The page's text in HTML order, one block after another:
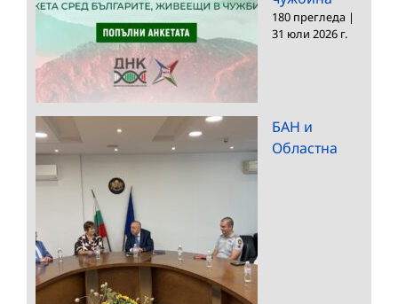
180 прегледа |
31 юли 2026 г.
БАН и
Областна